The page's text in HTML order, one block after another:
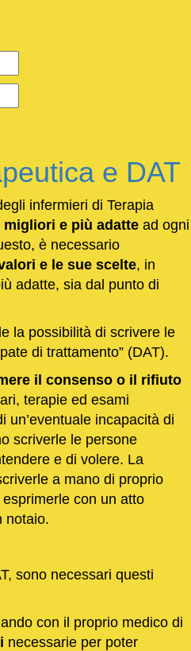
e DAT
infermieri di Terapia
e più adatte ad ogni
è necessario
e le sue scelte, in
adatte, sia dal punto di
la possibilità di scrivere le
di trattamento” (DAT).
il consenso o il rifiuto
terapie ed esami
un’eventuale incapacità di
scriverle le persone
e di volere. La
a mano di proprio
con un atto
notaio.
sono necessari questi
con il proprio medico di
necessarie per poter